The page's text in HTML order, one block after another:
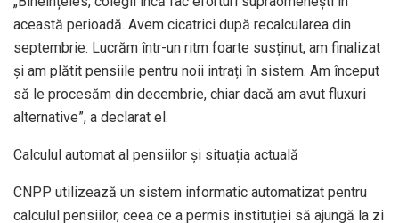
această perioadă. Avem cicatrici după recalcularea din
septembrie. Lucrăm într-un ritm foarte susținut, am finalizat
și am plătit pensiile pentru noii intrați în sistem. Am început
să le procesăm din decembrie, chiar dacă am avut fluxuri
alternative”, a declarat el.
Calculul automat al pensiilor și situația actuală
CNPP utilizează un sistem informatic automatizat pentru
calculul pensiilor, ceea ce a permis instituției să ajungă la zi